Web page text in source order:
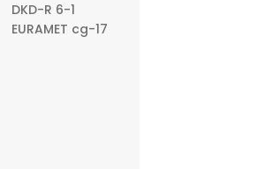
DKD-R 6-1
EURAMET cg-17